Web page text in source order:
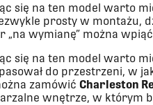
się na ten model warto
prosty w montażu,
„na wymianę” można
się na ten model warto
do przestrzeni, w
zamówić Charleston
wnętrze, w którym